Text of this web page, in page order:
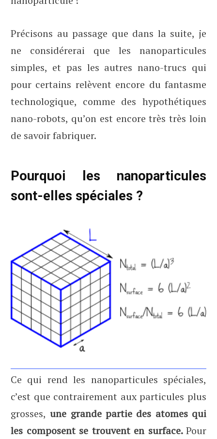
Précisons au passage que dans la suite, je
ne considérerai que les nanoparticules
simples, et pas les autres nano-trucs qui
pour certains relèvent encore du fantasme
technologique, comme des hypothétiques
nano-robots, qu’on est encore très très loin
de savoir fabriquer.
Pourquoi les nanoparticules
sont-elles spéciales ?
Ce qui rend les nanoparticules spéciales,
c’est que contrairement aux particules plus
grosses, une grande partie des atomes qui
les composent se trouvent en surface. Pour